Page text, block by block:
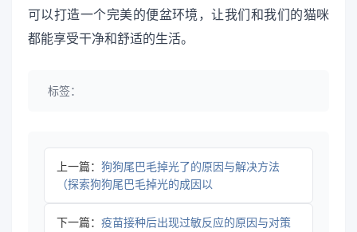
可以打造一个完美的便盆环境，让我们和我们的猫咪
都能享受干净和舒适的生活。
标签：
上一篇： 狗狗尾巴毛掉光了的原因与解决方法
（探索狗狗尾巴毛掉光的成因以
下一篇： 疫苗接种后出现过敏反应的原因与对策